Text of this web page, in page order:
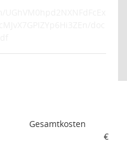
Gesamtkosten
€